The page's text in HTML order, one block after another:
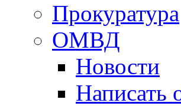
Прокуратура
ОМВД
Новости